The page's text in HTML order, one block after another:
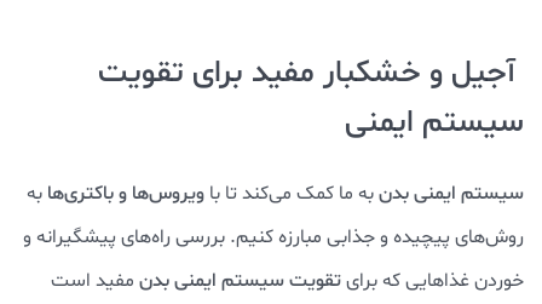
آجیل و خشکبار مفید برای تقویت
سیستم ایمنی
سیستم ایمنی بدنبه ما کمک می‌کند تا با ویروس‌ها و باکتری‌ها به
روش‌های پیچیده و جذابی مبارزه کنیم. بررسی راه‌های پیشگیرانه و
خوردن غذاهایی که برایتقویت سیستم ایمنی بدن مفید است